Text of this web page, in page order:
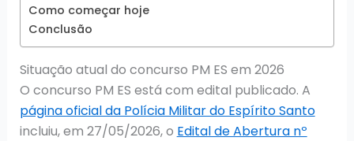
Como começar hoje
Conclusão
Situação atual do concurso PM ES em 2026
O concurso PM ES está com edital publicado. A
página oficial da Polícia Militar do Espírito Santo
incluiu, em 27/05/2026, o Edital de Abertura nº